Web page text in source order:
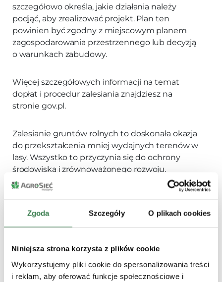
Zgoda Szczegóły O plikach cookies
Niniejsza strona korzysta z plików cookie
Wykorzystujemy pliki cookie do spersonalizowania treści
i reklam, aby oferować funkcje społecznościowe i
szczegółowo określa, jakie działania należy
podjąć, aby zrealizować projekt. Plan ten
powinien być zgodny z miejscowym planem
zagospodarowania przestrzennego lub decyzją
o warunkach zabudowy.
Więcej szczegółowych informacji na temat
dopłat i procedur zalesiania znajdziesz na
stronie gov.pl.
Zalesianie gruntów rolnych to doskonała okazja
do przekształcenia mniej wydajnych terenów w
lasy. Wszystko to przyczynia się do ochrony
środowiska i zrównoważonego rozwoju.
Dodatkowo, korzystając z dostępnych dopłat,
możesz zwiększyć opłacalność tego
szczegółowych wymaganiach prawnych oraz
możliwości uzyskania wsparcia finansowego,